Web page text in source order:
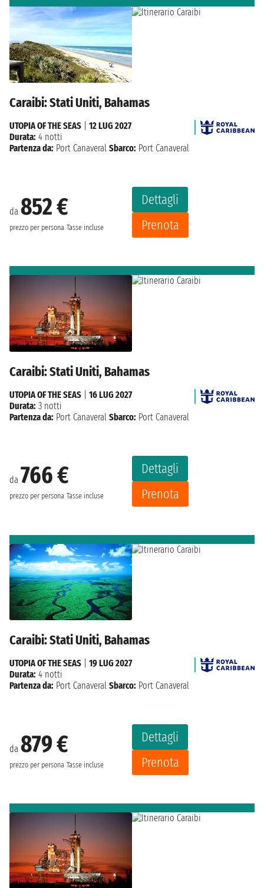
Caraibi: Stati Uniti, Bahamas
da 852 €
prezzo per persona Tasse incluse
Dettagli
Prenota
UTOPIA OF THE SEAS
12 LUG 2027
Durata: 4 notti
Partenza da: Port Canaveral Sbarco: Port Canaveral
Caraibi: Stati Uniti, Bahamas
da 766 €
prezzo per persona Tasse incluse
Dettagli
Prenota
UTOPIA OF THE SEAS
16 LUG 2027
Durata: 3 notti
Partenza da: Port Canaveral Sbarco: Port Canaveral
Caraibi: Stati Uniti, Bahamas
da 879 €
prezzo per persona Tasse incluse
Dettagli
Prenota
UTOPIA OF THE SEAS
19 LUG 2027
Durata: 4 notti
Partenza da: Port Canaveral Sbarco: Port Canaveral